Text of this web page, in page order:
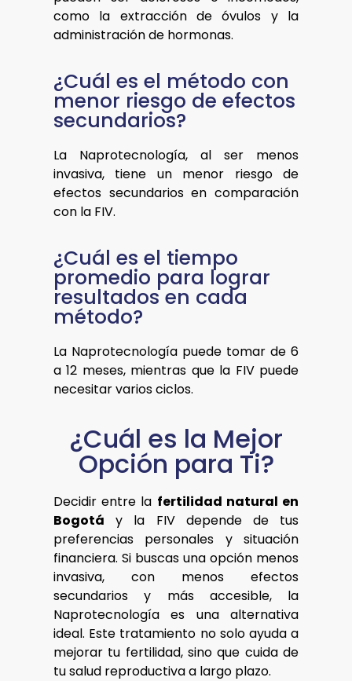
como la extracción de óvulos y la
administración de hormonas.
¿Cuál es el método con
menor riesgo de efectos
secundarios?
La Naprotecnología, al ser menos
invasiva, tiene un menor riesgo de
efectos secundarios en comparación
con la FIV.
¿Cuál es el tiempo
promedio para lograr
resultados en cada
método?
La Naprotecnología puede tomar de 6
a 12 meses, mientras que la FIV puede
necesitar varios ciclos.
¿Cuál es la Mejor
Opción para Ti?
Decidir entre la fertilidad natural en
Bogotá y la FIV depende de tus
preferencias personales y situación
financiera. Si buscas una opción menos
invasiva, con menos efectos
secundarios y más accesible, la
Naprotecnología es una alternativa
ideal. Este tratamiento no solo ayuda a
mejorar tu fertilidad, sino que cuida de
tu salud reproductiva a largo plazo.